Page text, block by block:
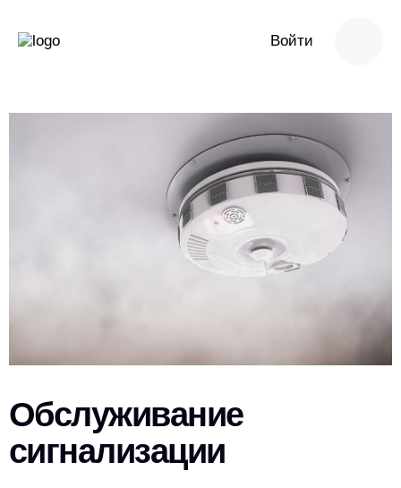
Войти
Обслуживание
сигнализации